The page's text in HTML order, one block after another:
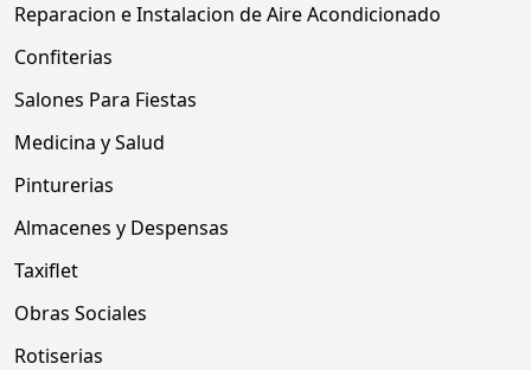
Reparacion e Instalacion de Aire Acondicionado
Confiterias
Salones Para Fiestas
Medicina y Salud
Pinturerias
Almacenes y Despensas
Taxiflet
Obras Sociales
Rotiserias